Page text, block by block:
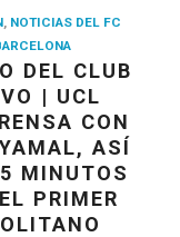
, NOTICIAS DEL FC
DEL CLUB
| UCL
CON
ASÍ
MINUTOS
PRIMER